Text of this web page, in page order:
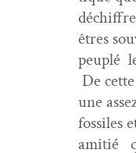
êtres
peu­plé
De
une
fos­siles
ami­tié